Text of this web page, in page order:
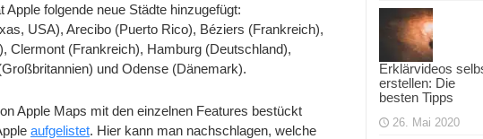
folgende neue Städte hinzugefügt:
USA), Arecibo (Puerto Rico), Béziers (Frankreich),
Clermont (Frankreich), Hamburg (Deutschland),
und Odense (Dänemark).
Apple Maps mit den einzelnen Features bestückt
aufgelistet. Hier kann man nachschlagen, welche
Erklärvideos
erstellen: Die
besten Tipps
26. Mai 2020